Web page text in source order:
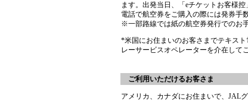
ます。出発当日、「eチケットお客様
電話で航空券をご購入の際には発券手
※一部路線では紙の航空券発行でのお
*米国にお住まいのお客さまでテキス
レーサービスオペレーターを介在して
ご利用いただけるお客さま
アメリカ、カナダにお住まいで、JAL